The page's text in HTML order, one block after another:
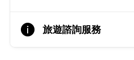
旅遊諮詢服務